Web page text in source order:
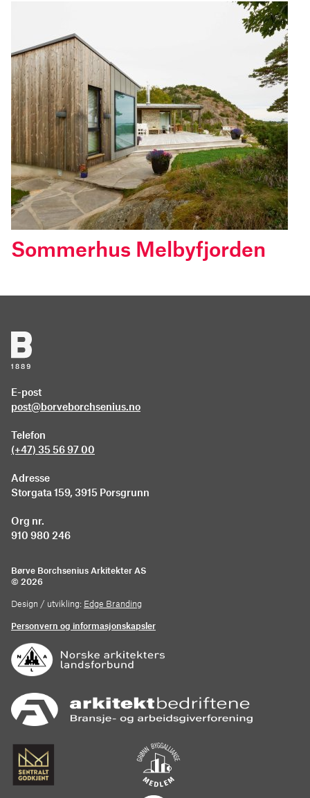
Sommerhus Melbyfjorden
E-post
post@borveborchsenius.no
Telefon
(+47) 35 56 97 00
Adresse
Storgata 159, 3915 Porsgrunn
Org nr.
910 980 246
Børve Borchsenius Arkitekter AS
© 2026
Design / utvikling: Edge Branding
Personvern og informasjonskapsler